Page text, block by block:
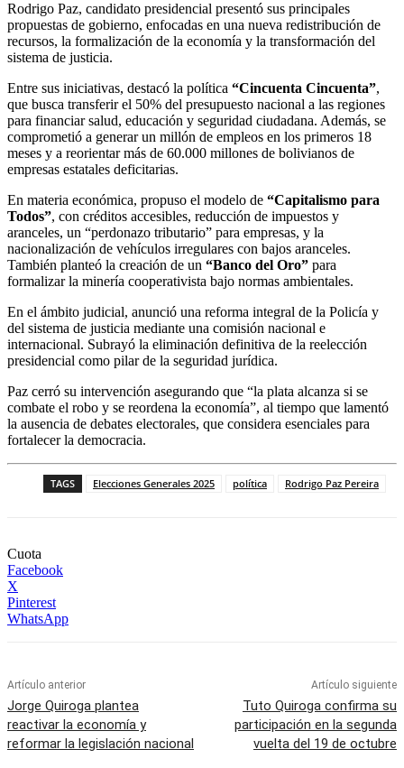
Rodrigo Paz, candidato presidencial presentó sus principales
propuestas de gobierno, enfocadas en una nueva redistribución de
recursos, la formalización de la economía y la transformación del
sistema de justicia.
Entre sus iniciativas, destacó la política “Cincuenta Cincuenta”,
que busca transferir el 50% del presupuesto nacional a las regiones
para financiar salud, educación y seguridad ciudadana. Además, se
comprometió a generar un millón de empleos en los primeros 18
meses y a reorientar más de 60.000 millones de bolivianos de
empresas estatales deficitarias.
En materia económica, propuso el modelo de “Capitalismo para
Todos”, con créditos accesibles, reducción de impuestos y
aranceles, un “perdonazo tributario” para empresas, y la
nacionalización de vehículos irregulares con bajos aranceles.
También planteó la creación de un “Banco del Oro” para
formalizar la minería cooperativista bajo normas ambientales.
En el ámbito judicial, anunció una reforma integral de la Policía y
del sistema de justicia mediante una comisión nacional e
internacional. Subrayó la eliminación definitiva de la reelección
presidencial como pilar de la seguridad jurídica.
Paz cerró su intervención asegurando que “la plata alcanza si se
combate el robo y se reordena la economía”, al tiempo que lamentó
la ausencia de debates electorales, que considera esenciales para
fortalecer la democracia.
TAGS Elecciones Generales 2025 política Rodrigo Paz Pereira
Cuota
Facebook
X
Pinterest
WhatsApp
Artículo anterior
Jorge Quiroga plantea
reactivar la economía y
reformar la legislación nacional
Artículo siguiente
Tuto Quiroga confirma su
participación en la segunda
vuelta del 19 de octubre